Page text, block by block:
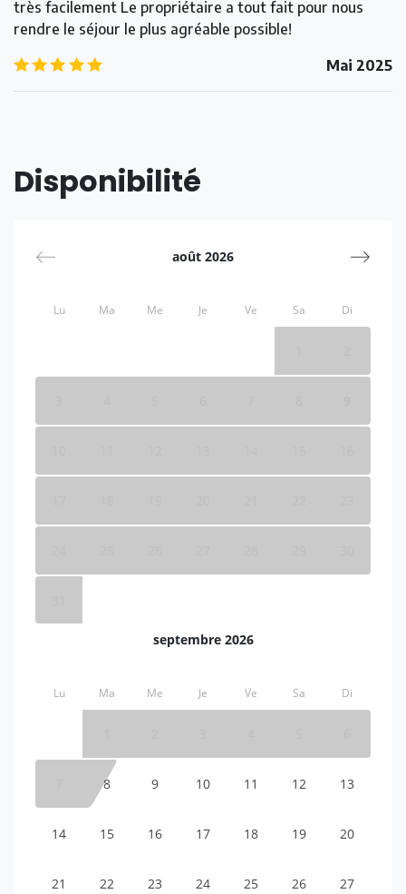
très facilement Le propriétaire a tout fait pour nous
rendre le séjour le plus agréable possible!
Mai 2025
Disponibilité
août 2026
Lu Ma Me Je Ve Sa Di
septembre 2026
Lu Ma Me Je Ve Sa Di
8 9 10 11 12 13
14 15 16 17 18 19 20
21 22 23 24 25 26 27